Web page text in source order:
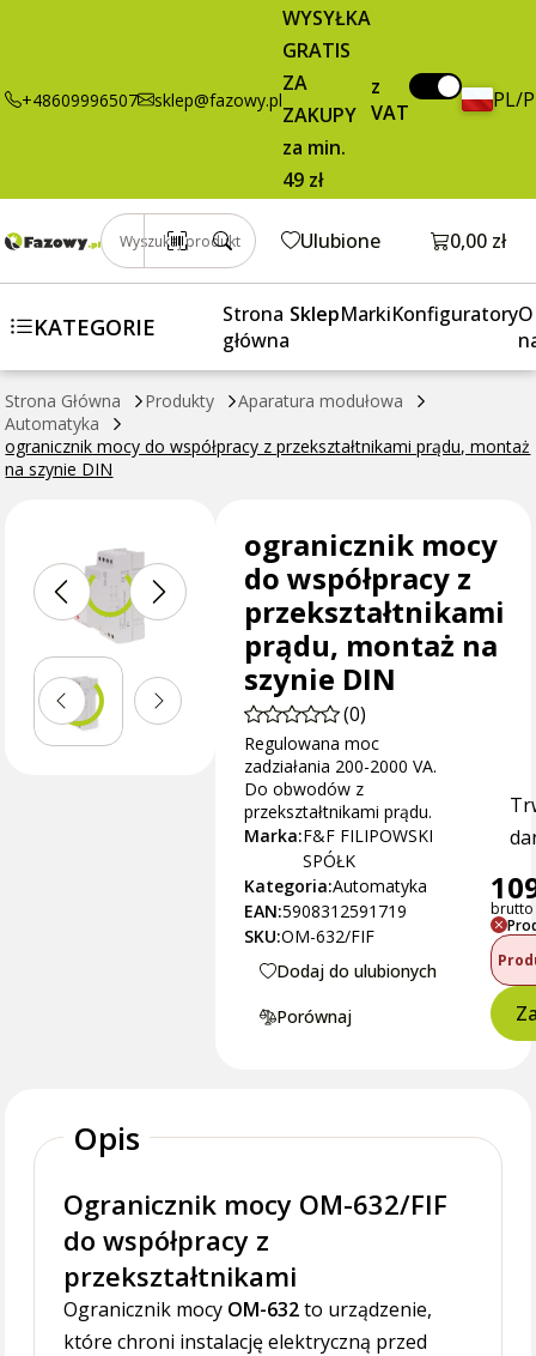
+48609996507 sklep@fazowy.pl
WYSYŁKA
GRATIS
ZA
ZAKUPY
za min.
49 zł
z
VAT
PL/
Wyszukaj produkt Ulubione Otwórz
0,00 zł
KATEGORIE
Strona
główna
SklepMarkiKonfiguratoryO
Strona Główna Produkty
Aparatura modułowa
Automatyka
ogranicznik mocy do współpracy z przekształtnikami prądu, montaż
na szynie DIN
prądu, montaż na
szynie DIN
109,05 zł
brutto / szt.
ogranicznik mocy
do współpracy z
przekształtnikami
prądu, montaż na
szynie DIN
(0)
Regulowana moc
zadziałania 200-2000 VA.
Do obwodów z
przekształtnikami prądu.
Marka:F&F FILIPOWSKI
SPÓŁK
Kategoria:Automatyka
EAN:5908312591719
SKU:OM-632/FIF
Dodaj do ulubionych
Porównaj
brutto
Opis
Ogranicznik mocy OM-632/FIF
do współpracy z
przekształtnikami
Ogranicznik mocy OM-632to urządzenie,
które chroni instalację elektryczną przed